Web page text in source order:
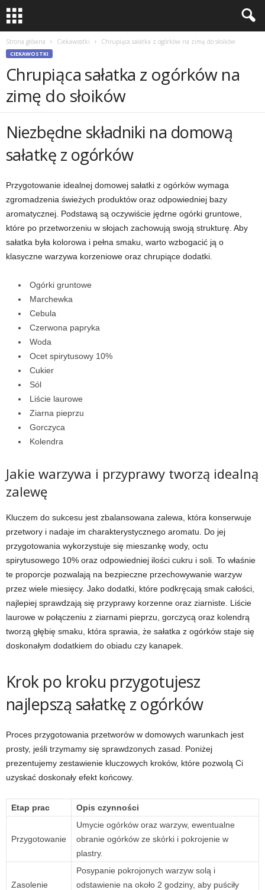
Strona główna Ciekawostki Chrupiąca sałatka z ogórków na zimę do słoików
CIEKAWOSTKI
Chrupiąca sałatka z ogórków na
zimę do słoików
Niezbędne składniki na domową
sałatkę z ogórków
Przygotowanie idealnej domowej sałatki z ogórków wymaga
zgromadzenia świeżych produktów oraz odpowiedniej bazy
aromatycznej. Podstawą są oczywiście jędrne ogórki gruntowe,
które po przetworzeniu w słojach zachowują swoją strukturę. Aby
sałatka była kolorowa i pełna smaku, warto wzbogacić ją o
klasyczne warzywa korzeniowe oraz chrupiące dodatki.
Ogórki gruntowe
Marchewka
Cebula
Czerwona papryka
Woda
Ocet spirytusowy 10%
Cukier
Sól
Liście laurowe
Ziarna pieprzu
Gorczyca
Kolendra
Jakie warzywa i przyprawy tworzą idealną
zalewę
Kluczem do sukcesu jest zbalansowana zalewa, która konserwuje
przetwory i nadaje im charakterystycznego aromatu. Do jej
przygotowania wykorzystuje się mieszankę wody, octu
spirytusowego 10% oraz odpowiedniej ilości cukru i soli. To właśnie
te proporcje pozwalają na bezpieczne przechowywanie warzyw
przez wiele miesięcy. Jako dodatki, które podkręcają smak całości,
najlepiej sprawdzają się przyprawy korzenne oraz ziarniste. Liście
laurowe w połączeniu z ziarnami pieprzu, gorczycą oraz kolendrą
tworzą głębię smaku, która sprawia, że sałatka z ogórków staje się
doskonałym dodatkiem do obiadu czy kanapek.
Krok po kroku przygotujesz
najlepszą sałatkę z ogórków
Proces przygotowania przetworów w domowych warunkach jest
prosty, jeśli trzymamy się sprawdzonych zasad. Poniżej
prezentujemy zestawienie kluczowych kroków, które pozwolą Ci
uzyskać doskonały efekt końcowy.
Etap prac Opis czynności
Przygotowanie
Umycie ogórków oraz warzyw, ewentualne
obranie ogórków ze skórki i pokrojenie w
plastry.
Zasolenie
Posypanie pokrojonych warzyw solą i
odstawienie na około 2 godziny, aby puściły